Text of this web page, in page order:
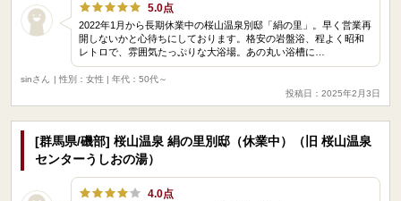
5.0点
2022年1月から長期休業中の桜山温泉別邸「絹の里」。早く営業再
開しないかと心待ちにしております。格安の岩盤浴、程よく昭和
レトロで、雰囲気たっぷりな大浴場。あの丸い浴槽に…
sinさん
| 性別：女性 | 年代：50代～
投稿日：2025年2月3日
[群馬県/磯部] 桜山温泉 絹の里別邸（休業中）（旧 桜山温泉
センターうしおの湯）
4.0点